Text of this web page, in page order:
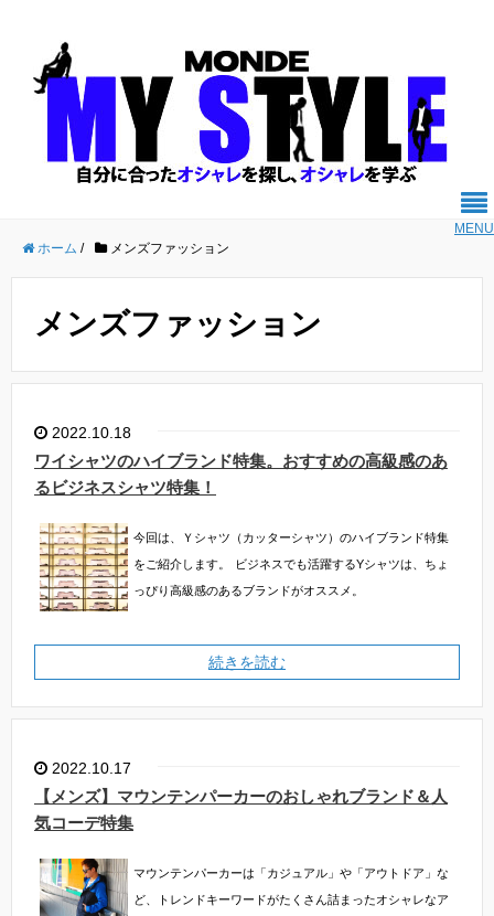
MENU
ホーム / メンズファッション
メンズファッション
2022.10.18
ワイシャツのハイブランド特集。おすすめの高級感のあ
るビジネスシャツ特集！
今回は、Ｙシャツ（カッターシャツ）のハイブランド特集
をご紹介します。
ビジネスでも活躍するYシャツは、ちょ
っぴり高級感のあるブランドがオススメ。
続きを読む
2022.10.17
【メンズ】マウンテンパーカーのおしゃれブランド＆人
気コーデ特集
マウンテンパーカーは「カジュアル」や「アウトドア」な
ど、トレンドキーワードがたくさん詰まったオシャレなア